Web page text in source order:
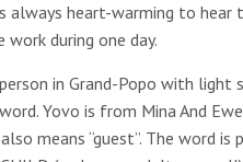
always heart-warming to hear
during one day.
person in Grand-Popo with light
Yovo is from Mina And
means “guest”. The word